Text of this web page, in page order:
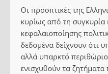
Οι προοπτικές της
κυρίως από τη συγκυρία
κεφαλαιοποίησης
δεδομένα δείχνουν ότι
αλλά υπαρκτό
ενισχυθούν τα